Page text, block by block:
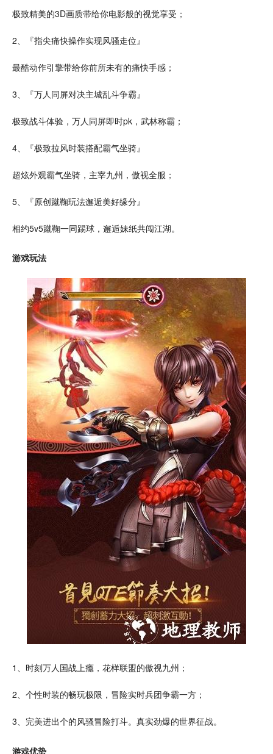
极致精美的3D画质带给你电影般的视觉享受；
2、『指尖痛快操作实现风骚走位』
最酷动作引擎带给你前所未有的痛快手感；
3、『万人同屏对决主城乱斗争霸』
极致战斗体验，万人同屏即时pk ， 武林称霸；
4、『极致拉风时装搭配霸气坐骑』
超炫外观霸气坐骑，主宰九州，傲视全服；
5、『原创蹴鞠玩法邂逅美好缘分』
相约5v5蹴鞠一同踢球 ，邂逅妹纸共闯江湖。
游戏玩法
1、时刻万人 国战 上瘾，花样联盟的傲视九州；
2、个性时装的畅玩极限， 冒险实时兵团争霸一方；
3、完美进出个的风骚冒险打斗。真实劲爆的世界征战。
游戏优势